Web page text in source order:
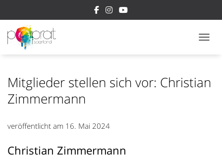
Mitglieder stellen sich vor: Christian
Zimmermann
veröffentlicht am 16. Mai 2024
Christian Zimmermann